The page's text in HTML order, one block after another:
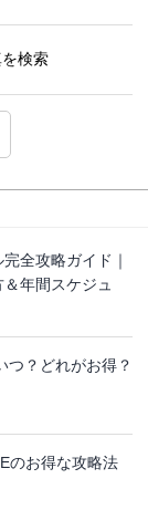
検索
全攻略ガイド｜
年間スケジュ
つ？どれがお得？
のお得な攻略法